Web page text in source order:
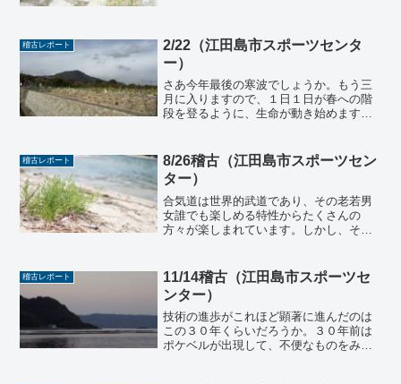
だ。父の時代は白黒テレビが...
稽古レポート
2/22（江田島市スポーツセンタ
ー）
さあ今年最後の寒波でしょうか。もう三
月に入りますので、１日１日が春への階
段を登るように、生命が動き始めます。
続けていけたらと思います。「常識にと
らわれない、いつも挑戦し...
稽古レポート
8/26稽古（江田島市スポーツセン
ター）
合気道は世界的武道であり、その老若男
女誰でも楽しめる特性からたくさんの
方々が楽しまれています。しかし、その
れは日本だけではなく、世界的に見ても
問題になっていることである...
稽古レポート
11/14稽古（江田島市スポーツセ
ンター）
技術の進歩がこれほど顕著に進んだのは
この３０年くらいだろうか。３０年前は
ポケベルが出現して、不便なものをみん